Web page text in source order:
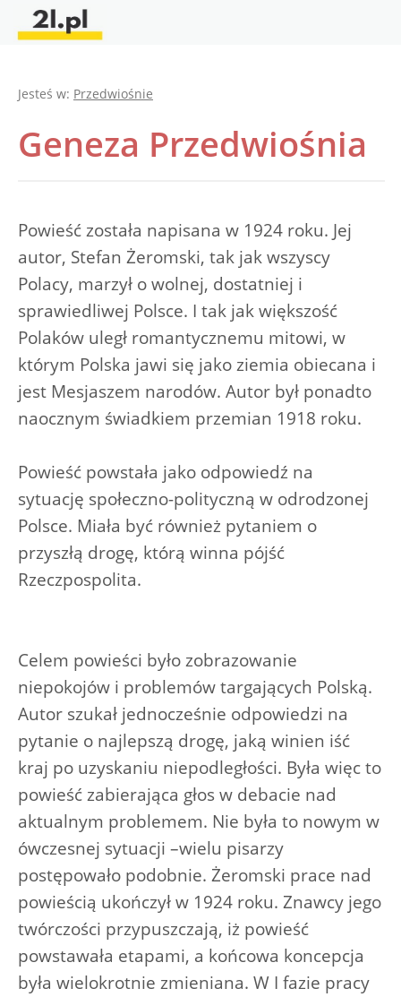
Jesteś w: Przedwiośnie
Geneza Przedwiośnia
Powieść została napisana w 1924 roku. Jej
autor, Stefan Żeromski, tak jak wszyscy
Polacy, marzył o wolnej, dostatniej i
sprawiedliwej Polsce. I tak jak większość
Polaków uległ romantycznemu mitowi, w
którym Polska jawi się jako ziemia obiecana i
jest Mesjaszem narodów. Autor był ponadto
naocznym świadkiem przemian 1918 roku.
Powieść powstała jako odpowiedź na
sytuację społeczno-polityczną w odrodzonej
Polsce. Miała być również pytaniem o
przyszłą drogę, którą winna pójść
Rzeczpospolita.
Celem powieści było zobrazowanie
niepokojów i problemów targających Polską.
Autor szukał jednocześnie odpowiedzi na
pytanie o najlepszą drogę, jaką winien iść
kraj po uzyskaniu niepodległości. Była więc to
powieść zabierająca głos w debacie nad
aktualnym problemem. Nie była to nowym w
ówczesnej sytuacji –wielu pisarzy
postępowało podobnie. Żeromski prace nad
powieścią ukończył w 1924 roku. Znawcy jego
twórczości przypuszczają, iż powieść
powstawała etapami, a końcowa koncepcja
była wielokrotnie zmieniana. W I fazie pracy